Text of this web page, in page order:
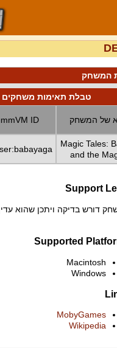
המשחק
טבלת תאימות משחקים
של המשחק ID
Magic Tales:
and the
Support
דורש בדיקה ויתכן שהוא
Supported
Macintosh
Windows
MobyGames
Wikipedia